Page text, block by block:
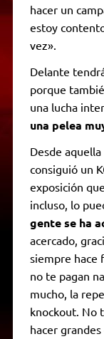
hacer un
estoy
vez».
Delante
porque
una lucha
una pelea
Desde
consiguió un
exposición
incluso, lo
gente se ha
acercado,
siempre hace
no te pagan
mucho, la
knockout. No
hacer